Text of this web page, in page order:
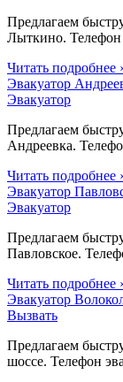
Предлагаем
Лыткино. Телефон
Читать подробнее ›
Эвакуатор
Эвакуатор
Предлагаем
Андреевка.
Читать подробнее ›
Эвакуатор
Эвакуатор
Предлагаем
Павловское.
Читать подробнее ›
Эвакуатор
Вызвать
Предлагаем
шоссе. Телефон